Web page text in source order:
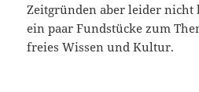
Zeitgründen aber leider nicht
ein paar Fundstücke zum
freies Wissen und Kultur.